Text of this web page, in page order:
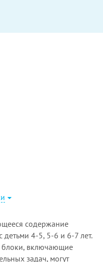
содержание
детьми 4-5, 5-6 и 6-7 лет.
блоки, включающие
задач, могут